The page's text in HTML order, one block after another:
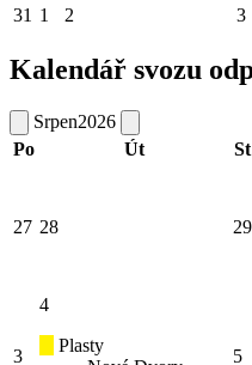
31 1 2 3
Kalendář svozu
Srpen2026
Po
Út St
27 28 29
3
4
Plasty
5